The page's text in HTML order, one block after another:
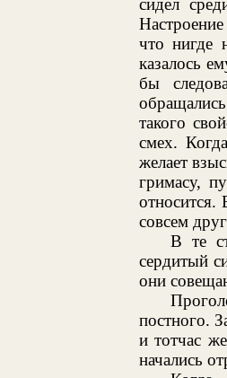
сидел
что нигде
казалось
бы
такого
смех.
желает
гримасу,
относится.
совсем
В те
сердитый
они
постного.
и тотчас
начались